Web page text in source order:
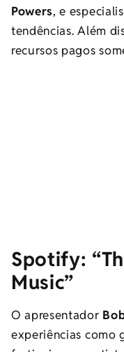
Powers, e
tendências. Além
recursos pagos
Spotify:
Music”
O apresentador
experiências como